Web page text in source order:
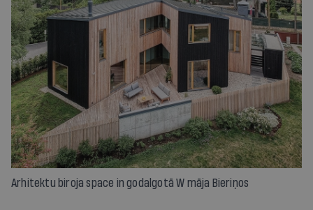
Arhitektu biroja space in godalgotā W māja Bieriņos